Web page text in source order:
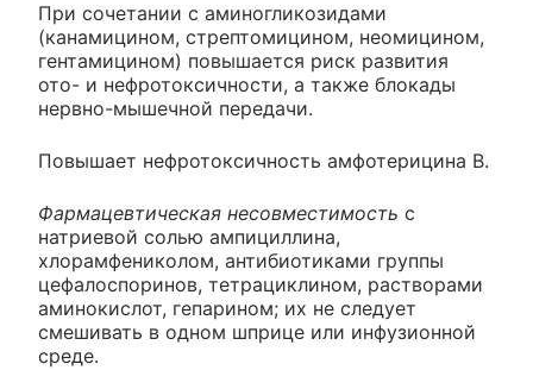
При сочетании с аминогликозидами
(канамицином, стрептомицином, неомицином,
гентамицином) повышается риск развития
ото- и нефротоксичности, а также блокады
нервно-мышечной передачи.
Повышает нефротоксичность амфотерицина В.
Фармацевтическая несовместимость с
натриевой солью ампициллина,
хлорамфениколом, антибиотиками группы
цефалоспоринов, тетрациклином, растворами
аминокислот, гепарином; их не следует
смешивать в одном шприце или инфузионной
среде.